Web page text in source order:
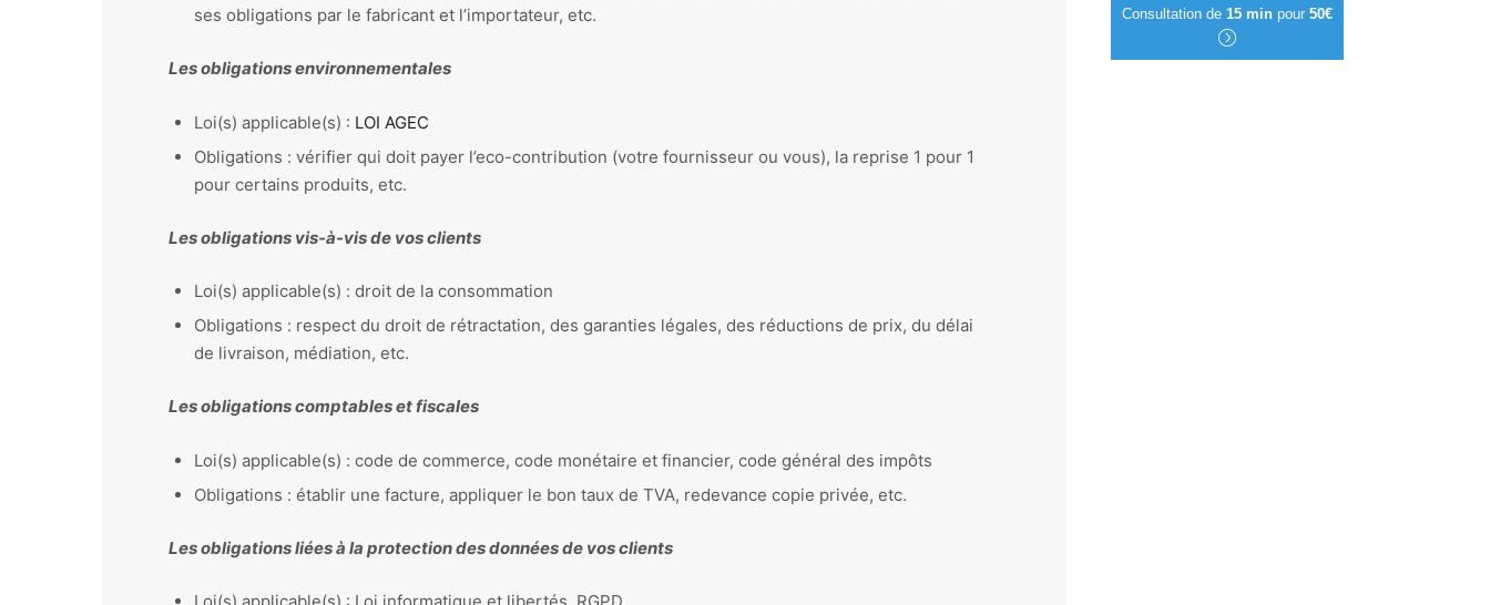
ses obligations par le fabricant et l’importateur, etc.
Les obligations environnementales
Loi(s) applicable(s) : LOI AGEC
Obligations : vérifier qui doit payer l’eco-contribution (votre fournisseur ou vous), la reprise 1 pour 1
pour certains produits, etc.
Les obligations vis-à-vis de vos clients
Loi(s) applicable(s) : droit de la consommation
Obligations : respect du droit de rétractation, des garanties légales, des réductions de prix, du délai
de livraison, médiation, etc.
Les obligations comptables et fiscales
Loi(s) applicable(s) : code de commerce, code monétaire et financier, code général des impôts
Obligations : établir une facture, appliquer le bon taux de TVA, redevance copie privée, etc.
Les obligations liées à la protection des données de vos clients
Consultation de 15 min pour 50€